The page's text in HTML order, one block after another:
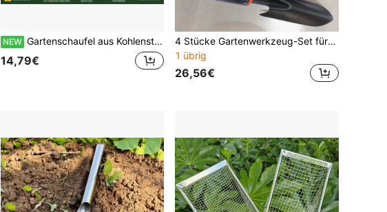
NEW Gartenschaufel aus Kohlenstoffstahl 14x44cm, Handschaufel mit Rundspitze zum Graben und Umpflanzen in Garten und Beet, Dunkelgrün
14,79€
4 Stücke Gartenwerkzeug-Set für den Heimgebrauch, zum Pflanzen und Auflockern von Erde, Schaufel, Harke, für Topfpflanzen, Gemüsegarten und Umtopfen, kleine Schaufel
1 übrig
26,56€